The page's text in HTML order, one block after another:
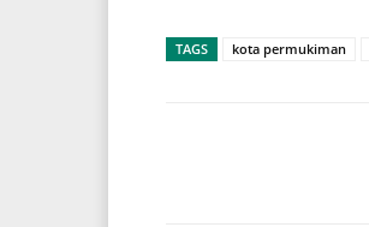
TAGS kota permukiman